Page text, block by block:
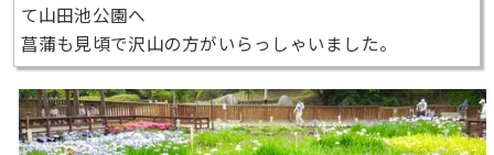
て山田池公園へ
菖蒲も見頃で沢山の方がいらっしゃいました。